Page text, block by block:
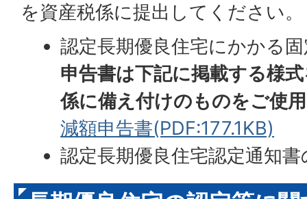
を資産税係に提出してください。
認定長期優良住宅にかかる
申告書は下記に掲載する様
係に備え付けのものをご使
減額申告書(PDF:177.1KB)
認定長期優良住宅認定通知